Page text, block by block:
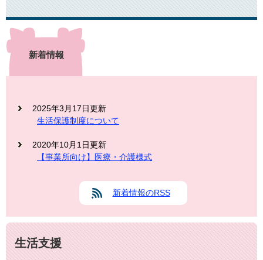
文
へ
新着情報
2025年3月17日更新
生活保護制度について
2020年10月1日更新
【事業所向け】医療・介護様式
新着情報のRSS
生活支援